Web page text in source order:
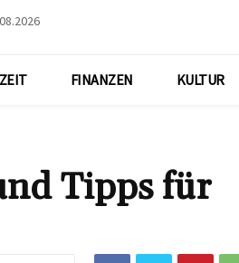
FINANZEN KULTUR
Tipps für